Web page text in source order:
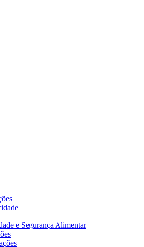
e Segurança Alimentar